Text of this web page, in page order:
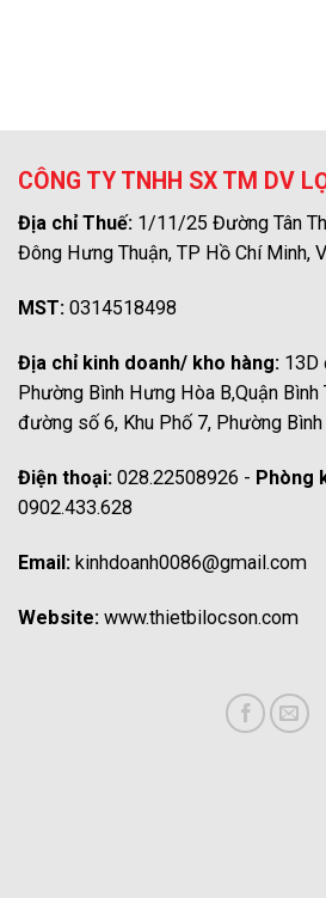
CÔNG TY TNHH SX TM DV
Địa chỉ Thuế: 1/11/25 Đường Tân
Đông Hưng Thuận, TP Hồ Chí Minh,
MST: 0314518498
Địa chỉ kinh doanh/ kho hàng: 13D
Phường Bình Hưng Hòa B,Quận Bình
đường số 6, Khu Phố 7, Phường Bình
Điện thoại: 028.22508926 - Phòng
0902.433.628
Email: kinhdoanh0086@gmail.com
Website: www.thietbilocson.com